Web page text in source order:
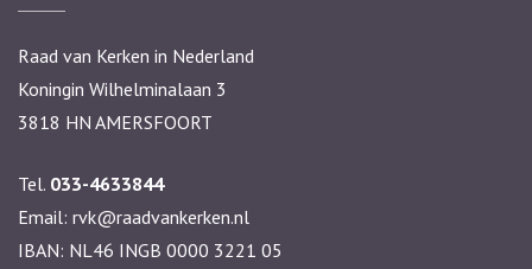
Raad van Kerken in Nederland
Koningin Wilhelminalaan 3
3818 HN AMERSFOORT
Tel. 033-4633844
Email: rvk@raadvankerken.nl
IBAN: NL46 INGB 0000 3221 05